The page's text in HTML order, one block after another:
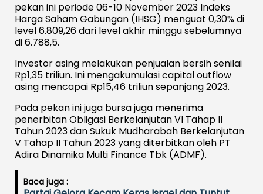
pekan ini periode 06-10 November 2023 Indeks
Harga Saham Gabungan (IHSG) menguat 0,30% di
level 6.809,26 dari level akhir minggu sebelumnya
di 6.788,5.
Investor asing melakukan penjualan bersih senilai
Rp1,35 triliun. Ini mengakumulasi capital outflow
asing mencapai Rp15,46 triliun sepanjang 2023.
Pada pekan ini juga bursa juga menerima
penerbitan Obligasi Berkelanjutan VI Tahap II
Tahun 2023 dan Sukuk Mudharabah Berkelanjutan
V Tahap II Tahun 2023 yang diterbitkan oleh PT
Adira Dinamika Multi Finance Tbk (ADMF).
Baca juga :